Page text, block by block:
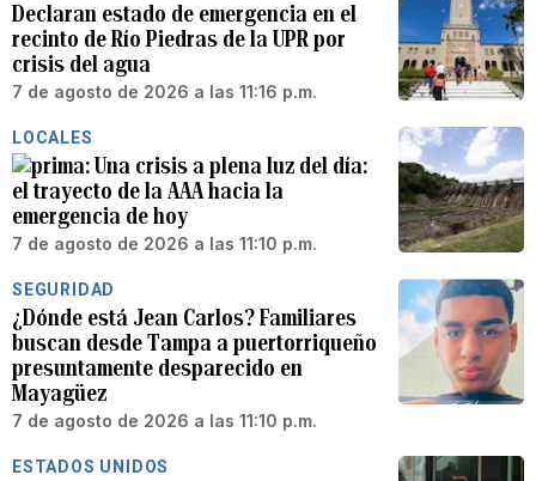
Declaran estado de emergencia en el
recinto de Río Piedras de la UPR por
crisis del agua
7 de agosto de 2026 a las 11:16 p.m.
LOCALES
Una crisis a plena luz del día:
el trayecto de la AAA hacia la
emergencia de hoy
7 de agosto de 2026 a las 11:10 p.m.
SEGURIDAD
¿Dónde está Jean Carlos? Familiares
buscan desde Tampa a puertorriqueño
presuntamente desparecido en
Mayagüez
7 de agosto de 2026 a las 11:10 p.m.
ESTADOS UNIDOS